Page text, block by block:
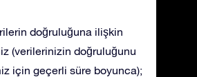
doğruluğuna ilişkin
(verilerinizin doğruluğunu
için geçerli süre boyunca);